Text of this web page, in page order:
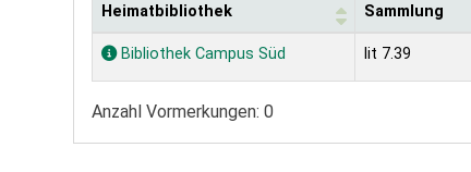
Exemplare
Heimatbibliothek Sammlung
Bibliothek Campus Süd lit 7.39
Anzahl Vormerkungen: 0